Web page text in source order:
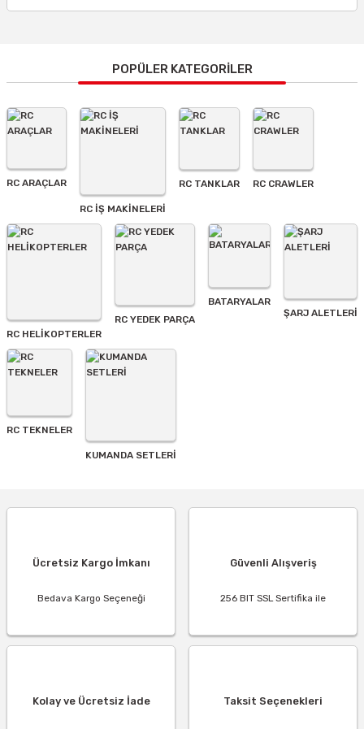
Görüş ve önerileriniz için teşekkür ederiz.
Ürün resmi kalitesiz, bozuk veya görüntülenemiyor.
Ürün açıklamasında eksik bilgiler bulunuyor.
Ürün fiyatı diğer sitelerden daha pahalı.
Bu ürüne benzer farklı alternatifler olmalı.
Gönder
POPÜLER KATEGORİLER
RC ARAÇLAR
RC İŞ MAKİNELERİ
RC TANKLAR RC CRAWLER
RC HELİKOPTERLER
RC YEDEK PARÇA
BATARYALAR
ŞARJ ALETLERI
RC TEKNELER
KUMANDA SETLERİ
Ücretsiz Kargo İmkanı
Bedava Kargo Seçeneği
Güvenli Alışveriş
256 BIT SSL Sertifika ile
Kolay ve Ücretsiz İade Taksit Seçenekleri